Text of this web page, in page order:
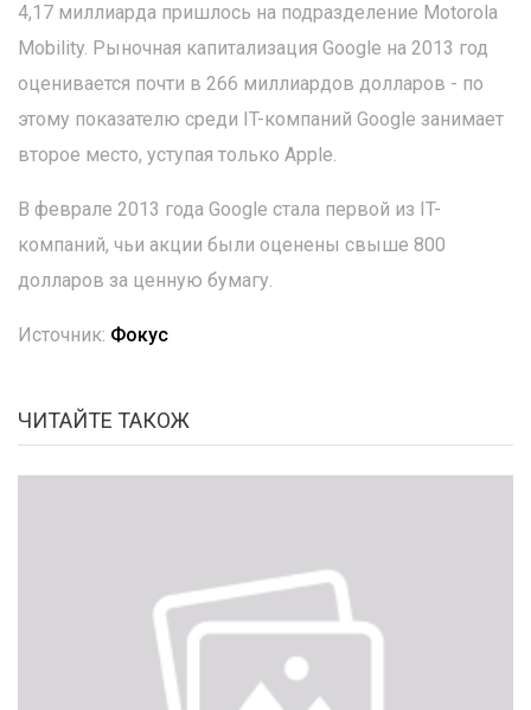
4,17 миллиарда пришлось на подразделение Motorola
Mobility. Рыночная капитализация Google на 2013 год
оценивается почти в 266 миллиардов долларов - по
этому показателю среди IT-компаний Google занимает
второе место, уступая только Apple.
В феврале 2013 года Google стала первой из IT-
компаний, чьи акции были оценены свыше 800
долларов за ценную бумагу.
Источник: Фокус
ЧИТАЙТЕ ТАКОЖ